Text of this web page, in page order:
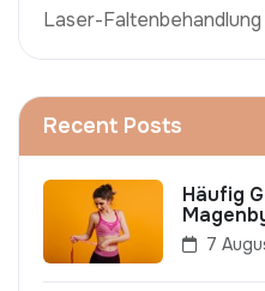
Laser-Faltenbehandlung
Recent Posts
Häufig
7